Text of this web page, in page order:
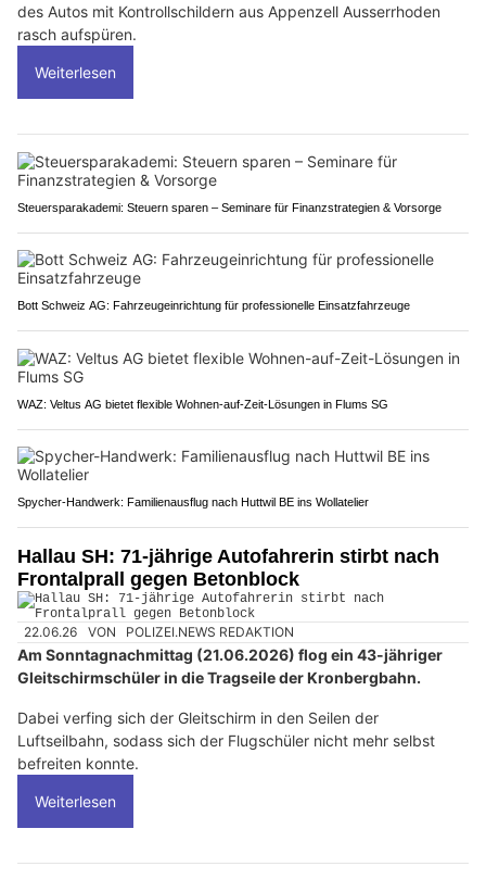
des Autos mit Kontrollschildern aus Appenzell Ausserrhoden
rasch aufspüren.
Weiterlesen
Steuersparakademi: Steuern sparen – Seminare für Finanzstrategien & Vorsorge
Bott Schweiz AG: Fahrzeugeinrichtung für professionelle Einsatzfahrzeuge
WAZ: Veltus AG bietet flexible Wohnen-auf-Zeit-Lösungen in Flums SG
Spycher-Handwerk: Familienausflug nach Huttwil BE ins Wollatelier
Hallau SH: 71-jährige Autofahrerin stirbt nach
Frontalprall gegen Betonblock
22.06.26 VON POLIZEI.NEWS REDAKTION
Am Sonntagnachmittag (21.06.2026) flog ein 43-jähriger
Gleitschirmschüler in die Tragseile der Kronbergbahn.
Dabei verfing sich der Gleitschirm in den Seilen der
Luftseilbahn, sodass sich der Flugschüler nicht mehr selbst
befreiten konnte.
Weiterlesen